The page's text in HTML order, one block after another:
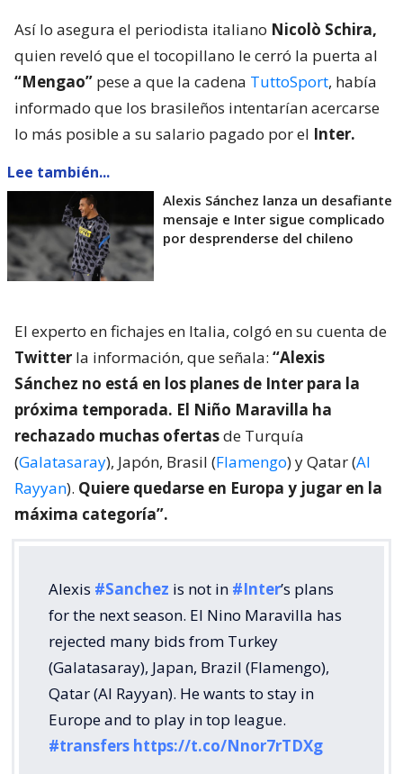
Así lo asegura el periodista italiano Nicolò Schira,
quien reveló que el tocopillano le cerró la puerta al
“Mengao” pese a que la cadena TuttoSport, había
informado que los brasileños intentarían acercarse
lo más posible a su salario pagado por el Inter.
Lee también...
Alexis Sánchez lanza un desafiante
mensaje e Inter sigue complicado
por desprenderse del chileno
El experto en fichajes en Italia, colgó en su cuenta de
Twitter la información, que señala: “Alexis
Sánchez no está en los planes de Inter para la
próxima temporada. El Niño Maravilla ha
rechazado muchas ofertasde Turquía
(Galatasaray), Japón, Brasil (Flamengo) y Qatar (Al
Rayyan). Quiere quedarse en Europa y jugar en la
máxima categoría”.
Alexis #Sanchez is not in #Inter’s plans
for the next season. El Nino Maravilla has
rejected many bids from Turkey
(Galatasaray), Japan, Brazil (Flamengo),
Qatar (Al Rayyan). He wants to stay in
Europe and to play in top league.
#transfers https://t.co/Nnor7rTDXg